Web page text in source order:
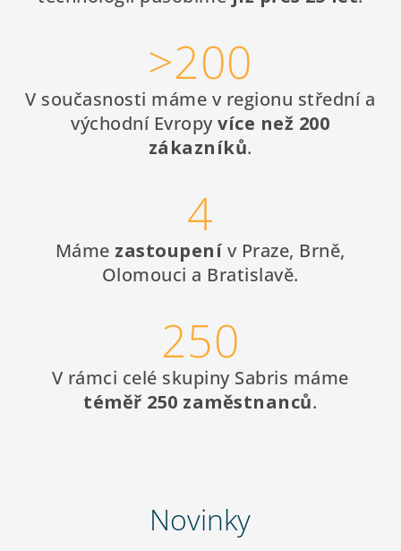
>200
V současnosti máme v regionu střední a
východní Evropyvíce než 200
zákazníků.
4
Máme zastoupení v Praze, Brně,
Olomouci a Bratislavě.
250
V rámci celé skupiny Sabris máme
téměř 250 zaměstnanců.
Novinky